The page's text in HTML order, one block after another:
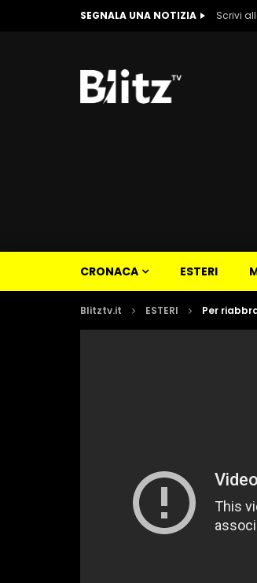
SEGNALA UNA NOTIZIA Scrivi
CRONACA ESTERI
Blitztv.it ESTERI Per